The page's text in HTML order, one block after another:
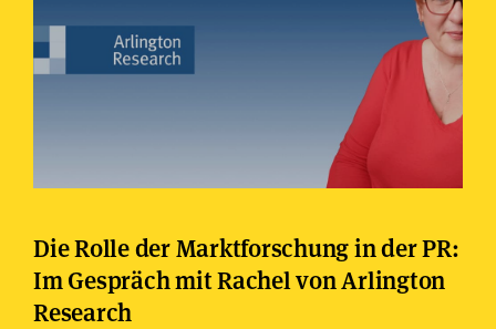
Die Rolle der Marktforschung in der PR:
Im Gespräch mit Rachel von Arlington
Research